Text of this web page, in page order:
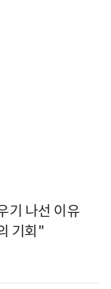
기 나선 이유
기회"